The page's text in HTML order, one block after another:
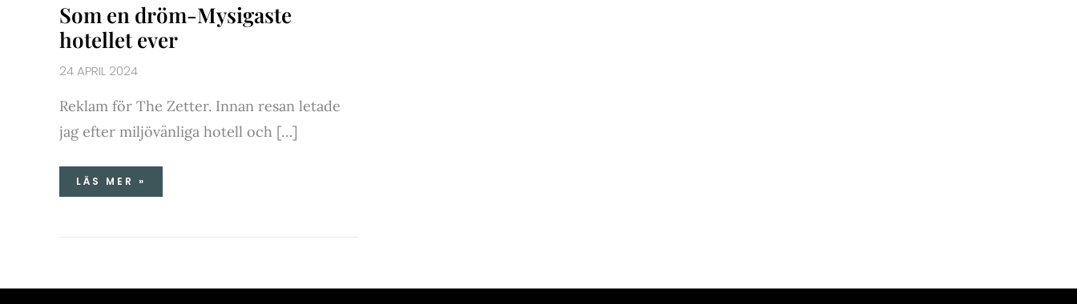
Som en dröm-Mysigaste
hotellet ever
24 APRIL 2024
Reklam för The Zetter. Innan resan letade
jag efter miljövänliga hotell och […]
LÄS MER »